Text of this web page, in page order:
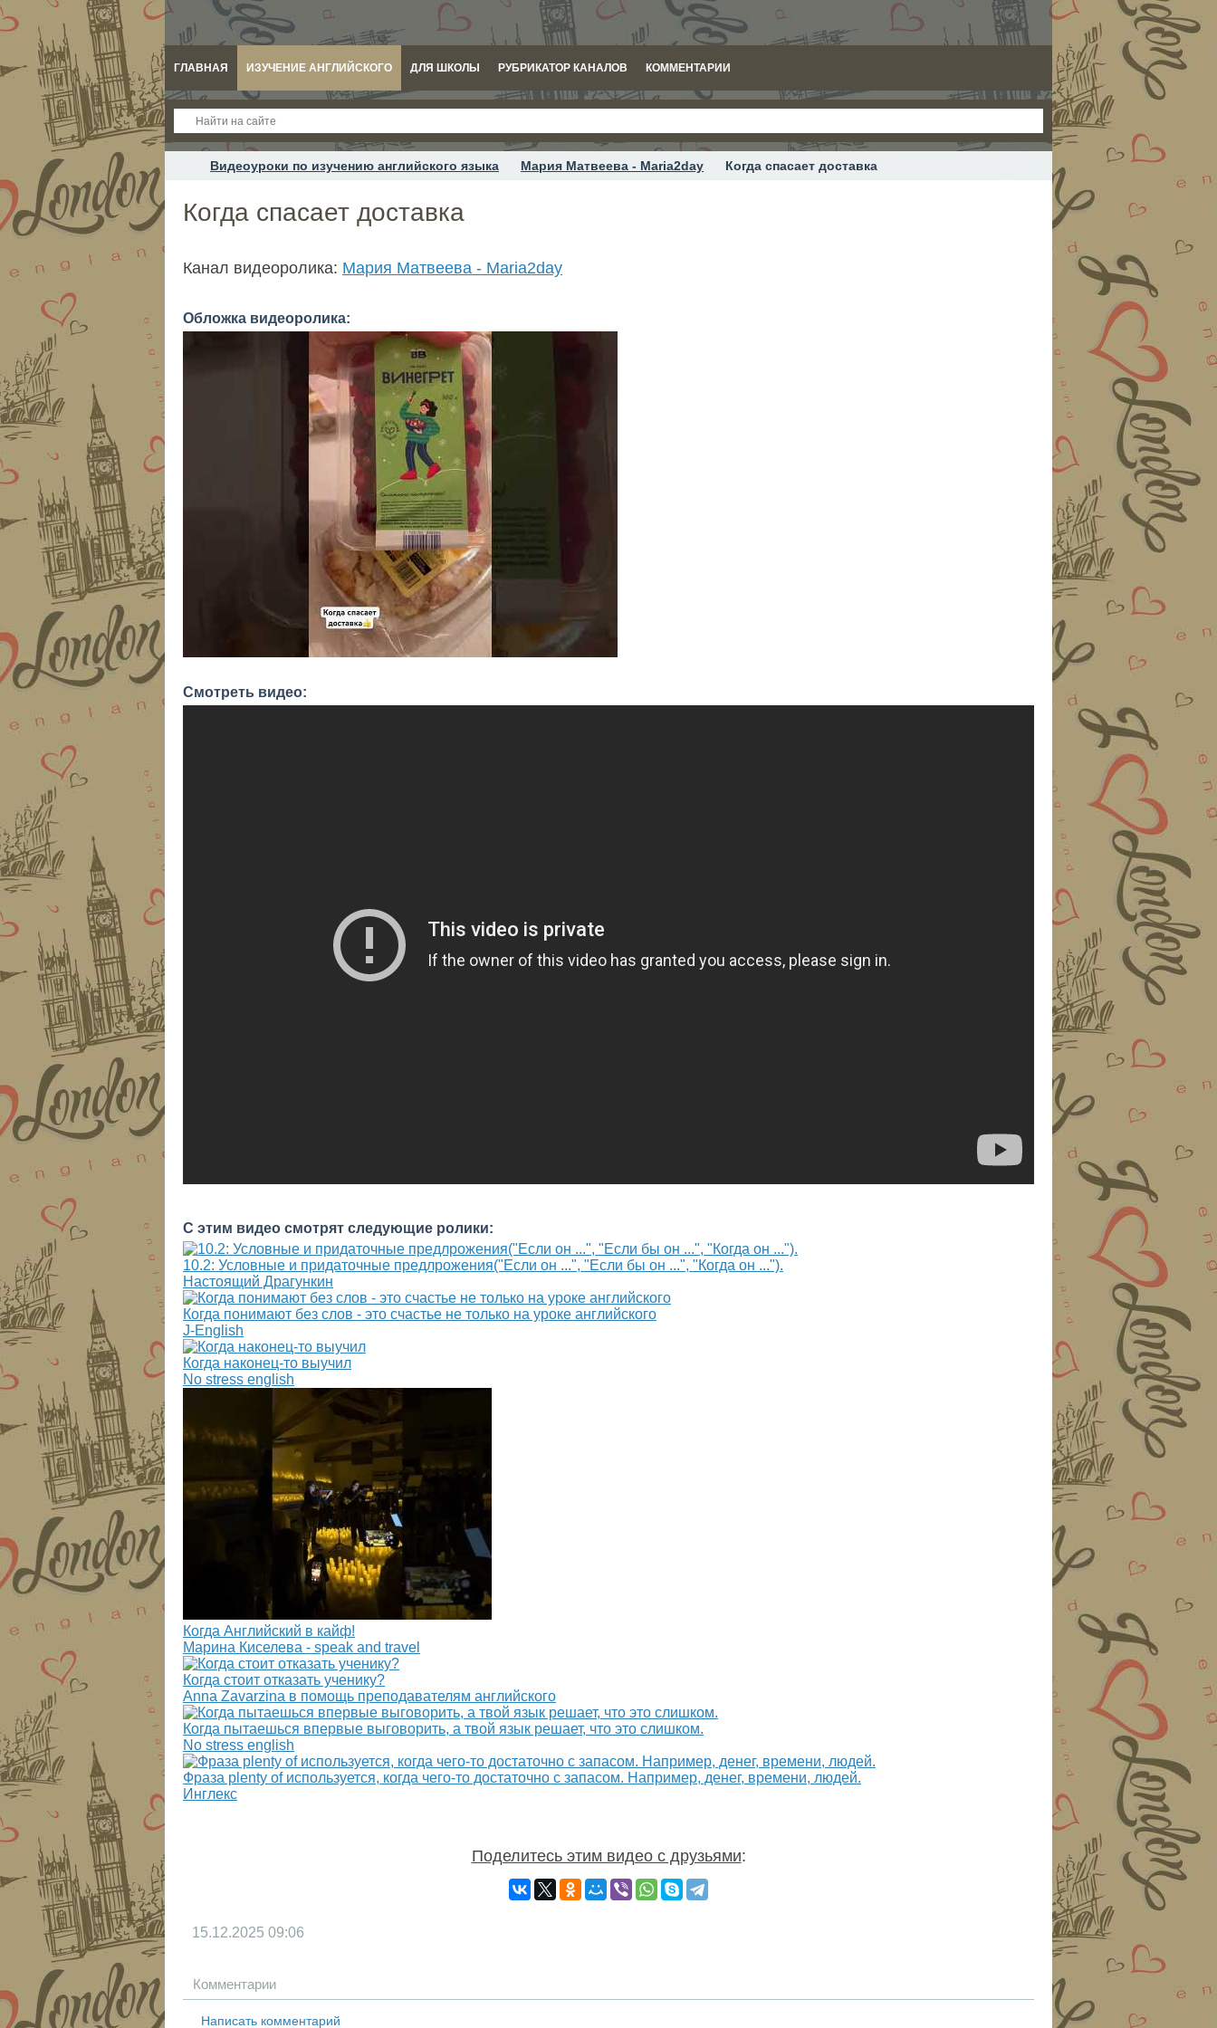
ГЛАВНАЯ ИЗУЧЕНИЕ АНГЛИЙСКОГО ДЛЯ ШКОЛЫ РУБРИКАТОР КАНАЛОВ КОММЕНТАРИИ
Видеоуроки по изучению английского языка Мария Матвеева - Maria2day Когда спасает доставка
Когда спасает доставка
Канал видеоролика: Мария Матвеева - Maria2day
Обложка видеоролика:
Смотреть видео:
С этим видео смотрят следующие ролики:
10.2: Условные и придаточные предлрожения("Если он ...", "Если бы он ...", "Когда он ...").
Настоящий Драгункин
Когда понимают без слов - это счастье не только на уроке английского
J-English
Когда наконец-то выучил
No stress english
Когда Английский в кайф!
Марина Киселева - speak and travel
Когда стоит отказать ученику?
Anna Zavarzina в помощь преподавателям английского
Когда пытаешься впервые выговорить, а твой язык решает, что это слишком.
No stress english
Фраза plenty of используется, когда чего-то достаточно с запасом. Например, денег, времени, людей.
Инглекс
Поделитесь этим видео с друзьями:
15.12.2025 09:06
Комментарии
Написать комментарий